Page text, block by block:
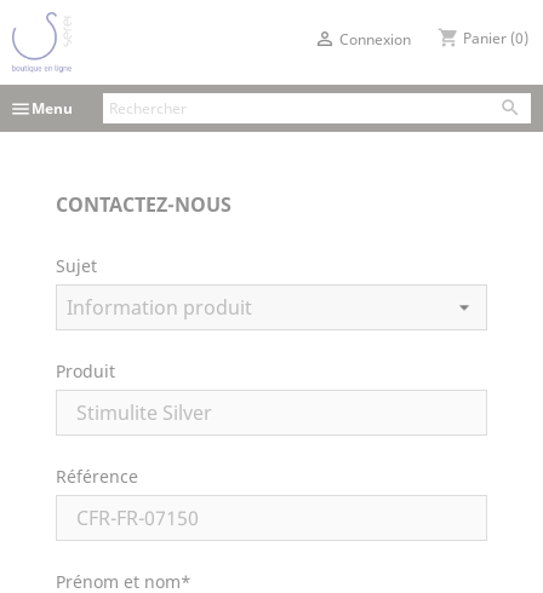
shopping_cart Panier (0)
menuMenu
 Connexion

CONTACTEZ-NOUS
Sujet
Produit
Référence
Prénom et nom*